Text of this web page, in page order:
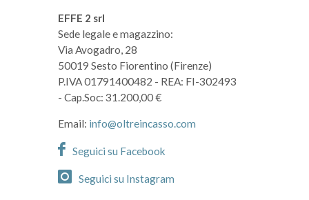
EFFE 2 srl
Sede legale e magazzino:
Via Avogadro, 28
50019 Sesto Fiorentino (Firenze)
P.IVA 01791400482 - REA: FI-302493
- Cap.Soc: 31.200,00 €
Email: info@oltreincasso.com
Seguici su Facebook
Seguici su Instagram